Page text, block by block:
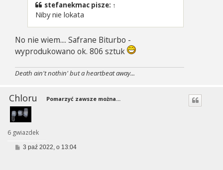
stefanekmac pisze: ↑
Niby nie lokata
No nie wiem.... Safrane Biturbo -
wyprodukowano ok. 806 sztuk
Death ain't nothin' but a heartbeat away...
Chloru
6 gwiazdek
Pomarzyć zawsze można...
P3 paź 2022, o 13:04